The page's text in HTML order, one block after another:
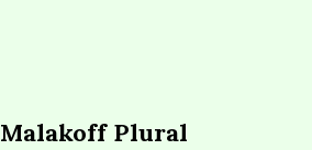
Malakoff Plural